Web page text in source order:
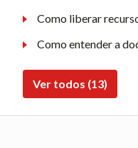
Como liberar
Como entender a
Ver todos (13)